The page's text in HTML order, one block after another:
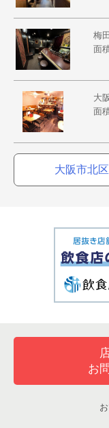
梅
面
大
面
大阪市北
お